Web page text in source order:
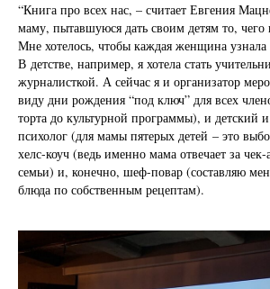
“Книга про всех нас, – считает Евгения
маму, пытавшуюся дать своим детям то,
Мне хотелось, чтобы каждая женщина узнала
В детстве, например, я хотела стать
журналисткой. А сейчас я и организатор
виду дни рождения “под ключ” для всех
торта до культурной программы), и детский
психолог (для мамы пятерых детей – это
хелс-коуч (ведь именно мама отвечает за
семьи) и, конечно, шеф-повар (составляю
блюда по собственным рецептам).